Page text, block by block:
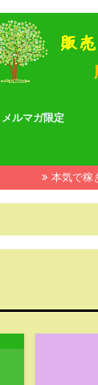
メルマガ限定
本気で稼